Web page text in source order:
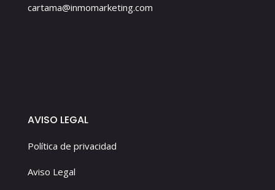
cartama@inmomarketing.com
AVISO LEGAL
Política de privacidad
Aviso Legal